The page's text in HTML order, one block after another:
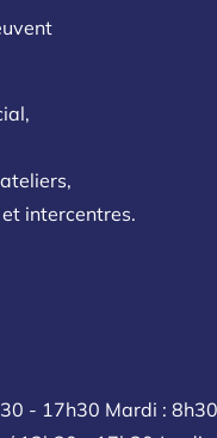
intercentres.
- 17h30 Mardi :